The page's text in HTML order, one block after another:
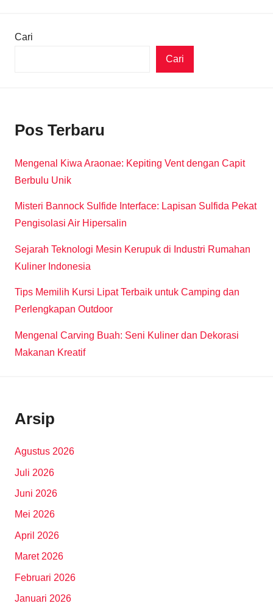
Cari
Cari
Pos Terbaru
Mengenal Kiwa Araonae: Kepiting Vent dengan Capit
Berbulu Unik
Misteri Bannock Sulfide Interface: Lapisan Sulfida Pekat
Pengisolasi Air Hipersalin
Sejarah Teknologi Mesin Kerupuk di Industri Rumahan
Kuliner Indonesia
Tips Memilih Kursi Lipat Terbaik untuk Camping dan
Perlengkapan Outdoor
Mengenal Carving Buah: Seni Kuliner dan Dekorasi
Makanan Kreatif
Arsip
Agustus 2026
Juli 2026
Juni 2026
Mei 2026
April 2026
Maret 2026
Februari 2026
Januari 2026